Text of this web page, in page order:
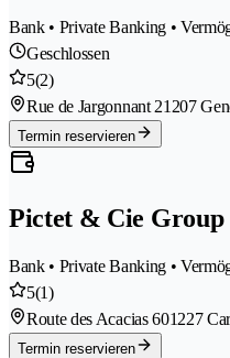
Bank • Private Banking •
Geschlossen
5(2)
Rue de Jargonnant 21207
Termin reservieren
Pictet & Cie Group
Bank • Private Banking •
5(1)
Route des Acacias 601227
Termin reservieren